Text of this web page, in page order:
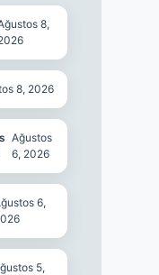
8,
8, 2026
Ağustos
6, 2026
6,
5,